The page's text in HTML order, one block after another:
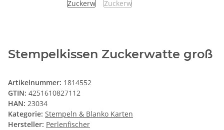
Stempelkissen Zuckerwatte groß
Artikelnummer: 1814552
GTIN: 4251610827112
HAN: 23034
Kategorie: Stempeln & Blanko Karten
Hersteller: Perlenfischer